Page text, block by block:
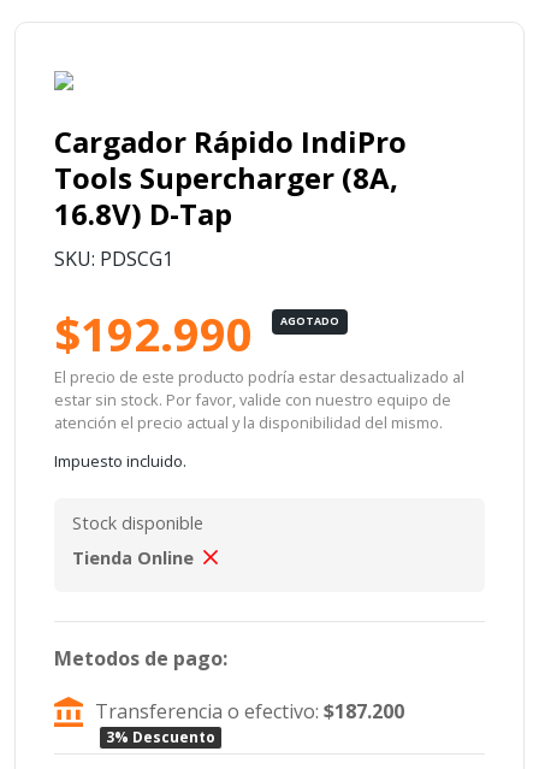
Cargador Rápido IndiPro
Tools Supercharger (8A,
16.8V) D-Tap
SKU: PDSCG1
$192.990 AGOTADO
El precio de este producto podría estar desactualizado al
estar sin stock. Por favor, valide con nuestro equipo de
atención el precio actual y la disponibilidad del mismo.
Impuesto incluido.
Stock disponible
Tienda Online
Metodos de pago:
Transferencia o efectivo:$187.200
3% Descuento